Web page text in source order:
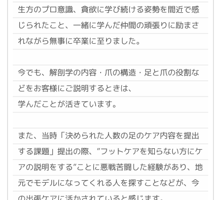
生方のプロ意識、貪欲に学び続ける姿勢を間近で感
じられたこと、一緒に学んだ仲間の頑張りに励まさ
れながら無事に卒業に至りました。
今でも、解剖学の内容・爪の構造・足と爪の役割な
どをお客様にご説明するときは、
学んだことが活きています。
また、当時「決められた人数の足のケア内容を提出
する課題」提出の際、”フットケアを知らない方にケ
アの説明をする”ことに悪戦苦闘した経験があり、地
元でモデルになってくれる人を探すことなどが、今